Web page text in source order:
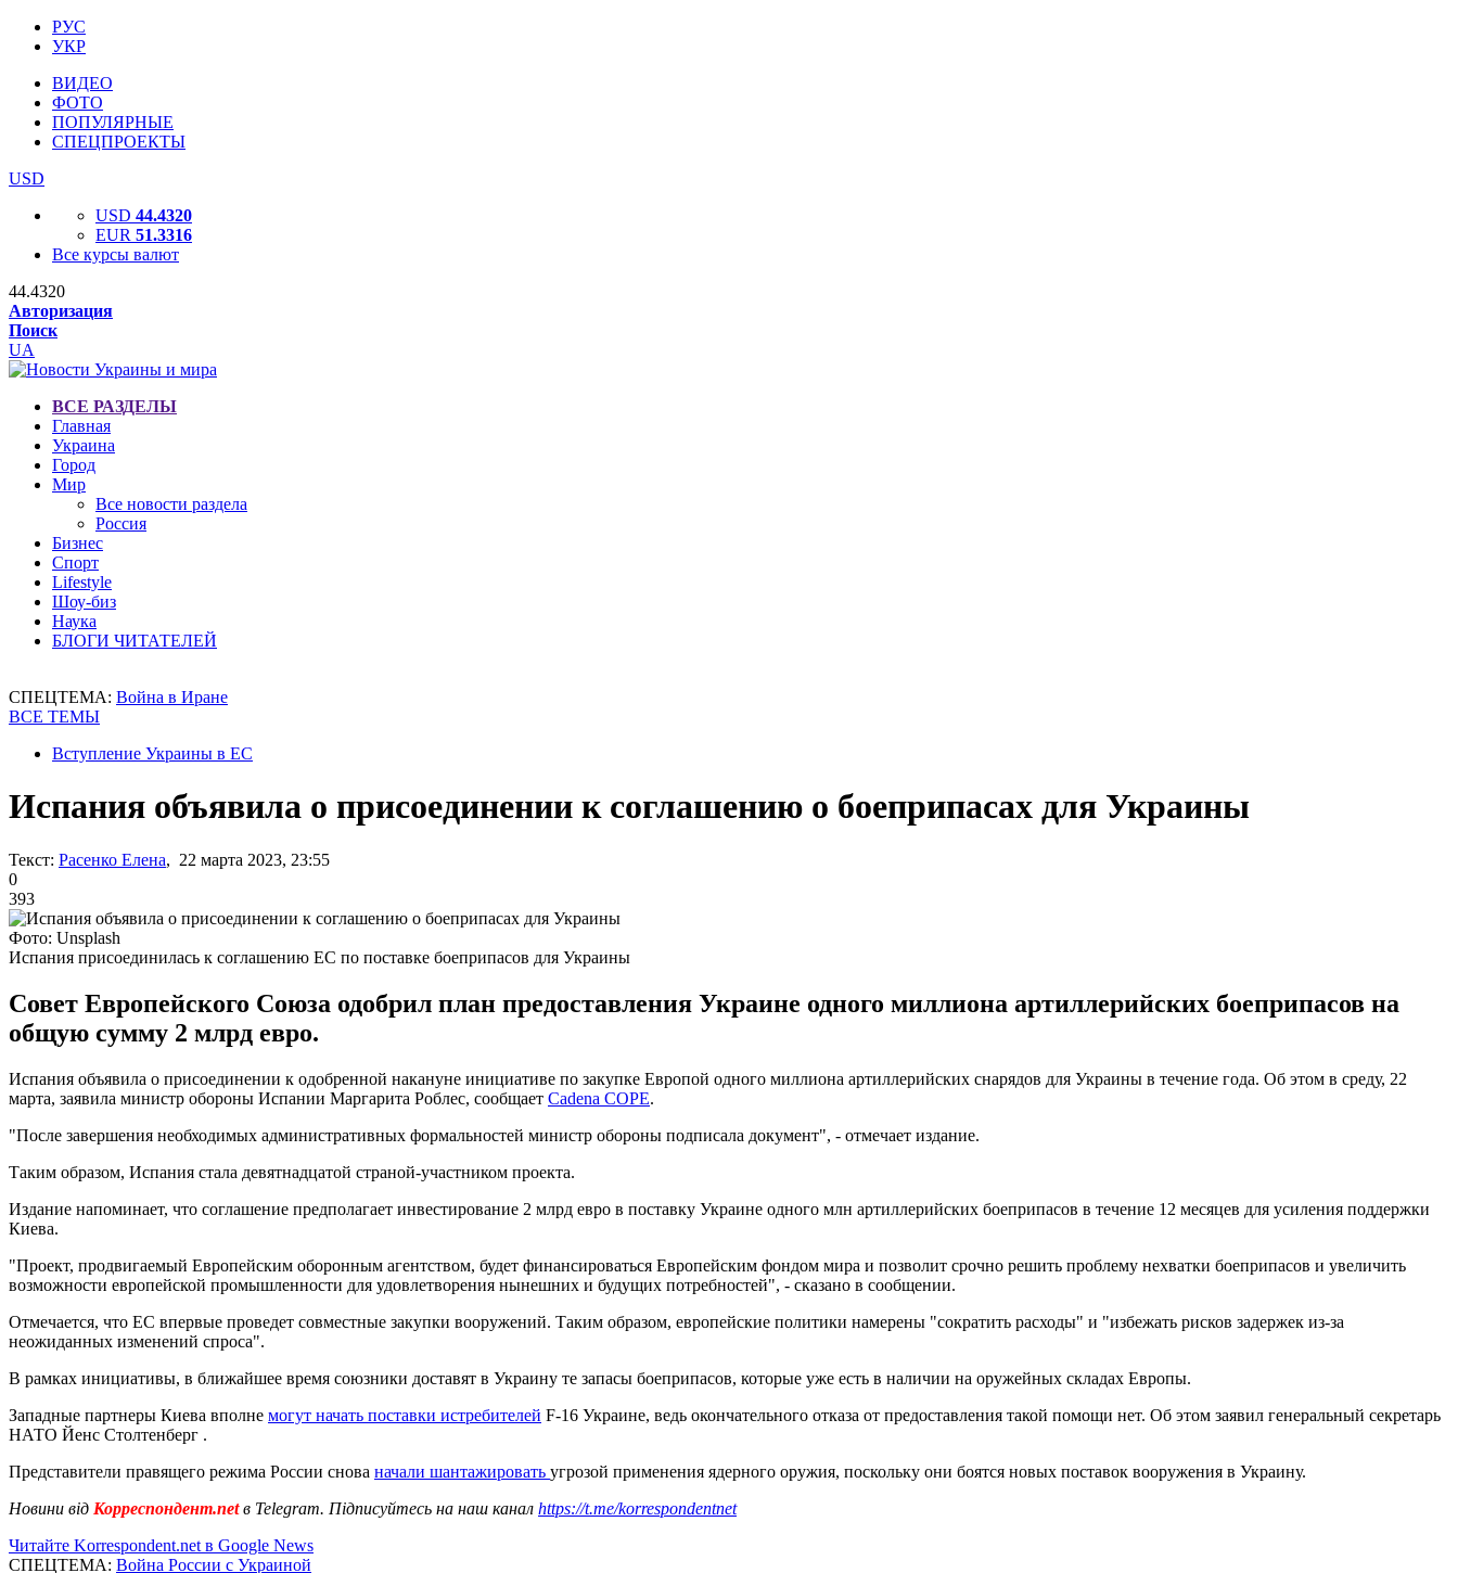
РУС
УКР
ВИДЕО
ФОТО
ПОПУЛЯРНЫЕ
СПЕЦПРОЕКТЫ
USD
USD 44.4320
EUR 51.3316
Все курсы валют
44.4320
Авторизация
Поиск
UA
ВСЕ РАЗДЕЛЫ
Главная
Украина
Город
Мир
Все новости раздела
Россия
Бизнес
Спорт
Lifestyle
Шоу-биз
Наука
БЛОГИ ЧИТАТЕЛЕЙ
СПЕЦТЕМА: Война в Иране
ВСЕ ТЕМЫ
Вступление Украины в ЕС
Испания объявила о присоединении к соглашению о боеприпасах для Украины
Текст: Расенко Елена, 22 марта 2023, 23:55
0
393
Фото: Unsplash
Испания присоединилась к соглашению ЕС по поставке боеприпасов для Украины
Совет Европейского Союза одобрил план предоставления Украине одного миллиона артиллерийских боеприпасов на
общую сумму 2 млрд евро.
Испания объявила о присоединении к одобренной накануне инициативе по закупке Европой одного миллиона артиллерийских снарядов для Украины в течение года. Об этом в среду, 22
марта, заявила министр обороны Испании Маргарита Роблес, сообщает Cadena COPE.
"После завершения необходимых административных формальностей министр обороны подписала документ", - отмечает издание.
Таким образом, Испания стала девятнадцатой страной-участником проекта.
Издание напоминает, что соглашение предполагает инвестирование 2 млрд евро в поставку Украине одного млн артиллерийских боеприпасов в течение 12 месяцев для усиления поддержки
Киева.
"Проект, продвигаемый Европейским оборонным агентством, будет финансироваться Европейским фондом мира и позволит срочно решить проблему нехватки боеприпасов и увеличить
возможности европейской промышленности для удовлетворения нынешних и будущих потребностей", - сказано в сообщении.
Отмечается, что ЕС впервые проведет совместные закупки вооружений. Таким образом, европейские политики намерены "сократить расходы" и "избежать рисков задержек из-за
неожиданных изменений спроса".
В рамках инициативы, в ближайшее время союзники доставят в Украину те запасы боеприпасов, которые уже есть в наличии на оружейных складах Европы.
Западные партнеры Киева вполне могут начать поставки истребителей F-16 Украине, ведь окончательного отказа от предоставления такой помощи нет. Об этом заявил генеральный секретарь
НАТО Йенс Столтенберг .
Представители правящего режима России снова начали шантажировать угрозой применения ядерного оружия, поскольку они боятся новых поставок вооружения в Украину.
Новини від Корреспондент.netв Telegram. Підписуйтесь на наш канал https://t.me/korrespondentnet
Читайте Korrespondent.net в Google News
СПЕЦТЕМА: Война России с Украиной